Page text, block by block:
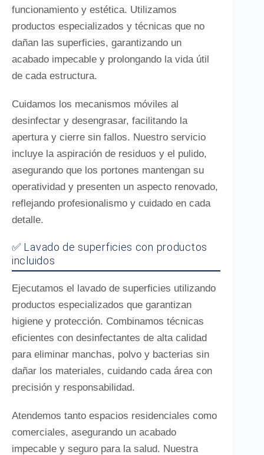
funcionamiento y estética. Utilizamos
productos especializados y técnicas que no
dañan las superficies, garantizando un
acabado impecable y prolongando la vida útil
de cada estructura.
Cuidamos los mecanismos móviles al
desinfectar y desengrasar, facilitando la
apertura y cierre sin fallos. Nuestro servicio
incluye la aspiración de residuos y el pulido,
asegurando que los portones mantengan su
operatividad y presenten un aspecto renovado,
reflejando profesionalismo y cuidado en cada
detalle.
✅ Lavado de superficies con productos
incluidos
Ejecutamos el lavado de superficies utilizando
productos especializados que garantizan
higiene y protección. Combinamos técnicas
eficientes con desinfectantes de alta calidad
para eliminar manchas, polvo y bacterias sin
dañar los materiales, cuidando cada área con
precisión y responsabilidad.
Atendemos tanto espacios residenciales como
comerciales, asegurando un acabado
impecable y seguro para la salud. Nuestra